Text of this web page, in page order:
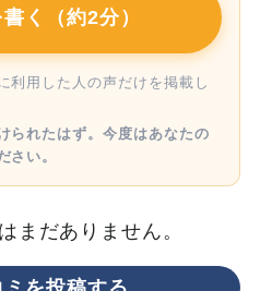
く（約2分）
利用した人の声だけを掲載し
られたはず。今度はあなたの
さい。
まだありません。